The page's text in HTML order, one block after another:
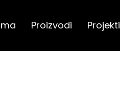
Proizvodi Projekti